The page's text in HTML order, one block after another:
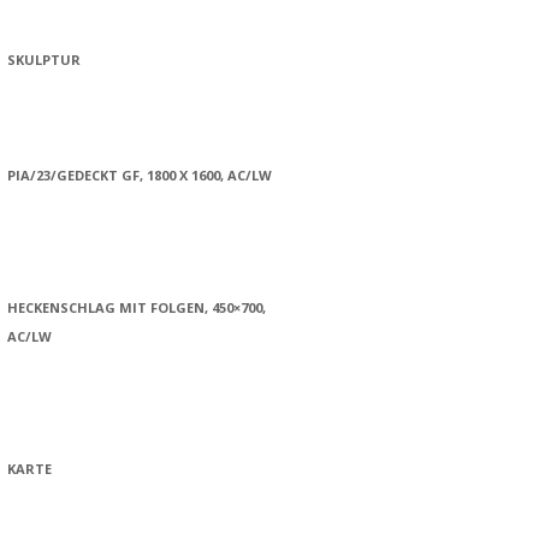
SKULPTUR
PIA/23/GEDECKT GF, 1800 X 1600, AC/LW
HECKENSCHLAG MIT FOLGEN, 450×700,
AC/LW
KARTE